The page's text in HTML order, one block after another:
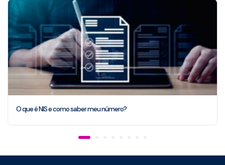
O que é NIS e como saber meu número?